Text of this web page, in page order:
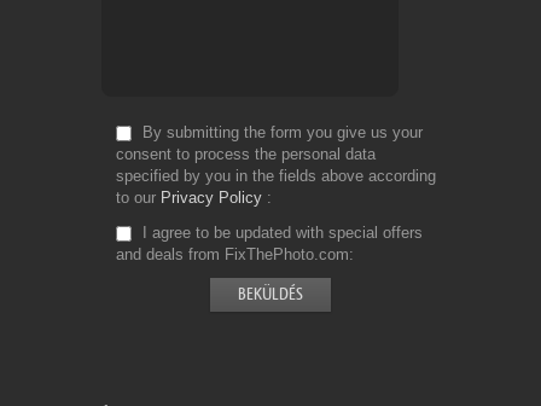
By submitting the form you give us your
consent to process the personal data
specified by you in the fields above according
to our Privacy Policy
I agree to be updated with special offers
and deals from FixThePhoto.com